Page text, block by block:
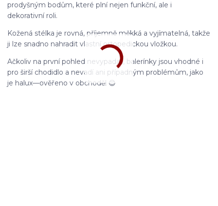
prodyšným bodům, které plní nejen funkční, ale i
dekorativní roli.
Kožená stélka je rovná, příjemně měkká a vyjímatelná, takže
ji lze snadno nahradit vlastní ortopedickou vložkou.
Ačkoliv na první pohled nevypadají, balerínky jsou vhodné i
pro širší chodidlo a nevadí ani případným problémům, jako
je halux—ověřeno v obchodě! 😊